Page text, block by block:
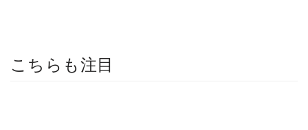
こちらも注目